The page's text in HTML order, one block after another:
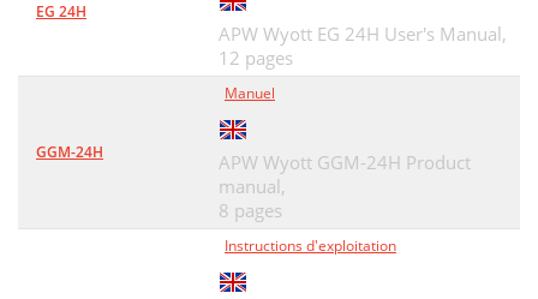
EG 24H
APW Wyott EG 24H User's Manual,
12 pages
GGM-24H
Manuel
APW Wyott GGM-24H Product
manual,
8 pages
Instructions d'exploitation